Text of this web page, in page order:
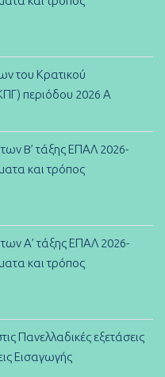
του Κρατικού
περιόδου 2026 Α
B’ τάξης ΕΠΑΛ 2026-
και τρόπος
Α’ τάξης ΕΠΑΛ 2026-
και τρόπος
Πανελλαδικές εξετάσεις
Εισαγωγής